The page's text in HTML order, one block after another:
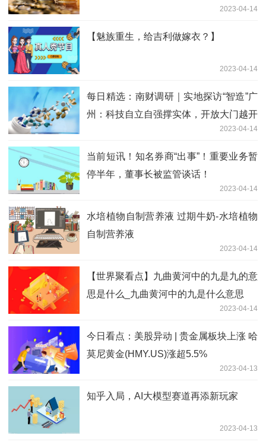
2023-04-14
【魅族重生，给吉利做嫁衣？】
2023-04-14
每日精选：南财调研｜实地探访“智造”广
州：科技自立自强撑实体，开放大门越开
2023-04-14
当前短讯！知名券商“出事”！重要业务暂
停半年，董事长被监管谈话！
2023-04-14
水培植物自制营养液 过期牛奶-水培植物
自制营养液
2023-04-14
【世界聚看点】九曲黄河中的九是九的意
思是什么_九曲黄河中的九是什么意思
2023-04-14
今日看点：美股异动 | 贵金属板块上涨 哈
莫尼黄金(HMY.US)涨超5.5%
2023-04-13
知乎入局，AI大模型赛道再添新玩家
2023-04-13